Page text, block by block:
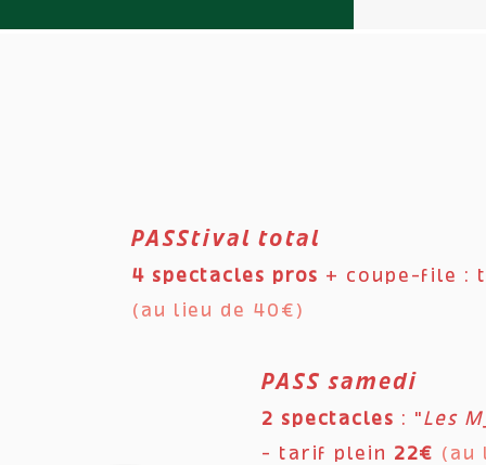
PASStival total
4 spectacles pros + coupe-file :
(au lieu de 40€)
PASS samedi
2 spectacles : "Les
- tarif plein 22€ (au